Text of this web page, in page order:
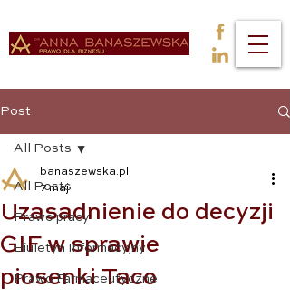
Post
All Posts
Prawo pracy
Biuletyn Informacyjny
Prawo Farmaceutyczne
All Posts
Uzasadnienie do decyzji
GIF w sprawie
piosenki Taco
banaszewska.pl
7 maj